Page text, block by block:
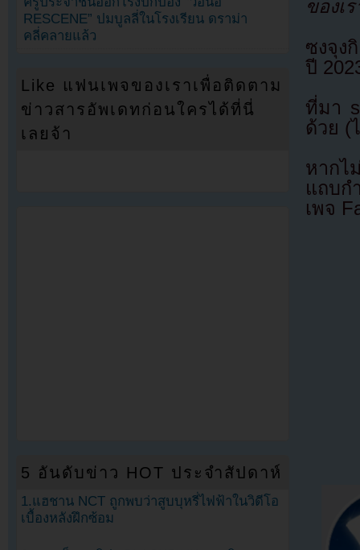
ของเ
ซงจุง
ปี
ที่มา
ด้วย (
หากไ
แถบก
เพจ
RESCENE” ปมบูลลี่ในโรงเรียน ดราม่า
คลี่คลายแล้ว
Like แฟนเพจของเราเพื่อติดตาม
ข่าวสารอัพเดทก่อนใครได้ที่นี่
เลยจ้า
5 อันดับข่าว HOT ประจำสัปดาห์
1.แฮชาน NCT ถูกพบว่าสูบบุหรี่ไฟฟ้าในวิดีโอ
เบื้องหลังฝึกซ้อม